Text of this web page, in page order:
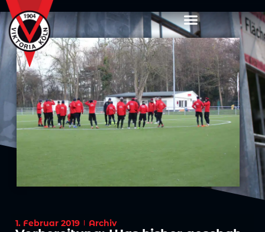
1. Februar 2019 Archiv